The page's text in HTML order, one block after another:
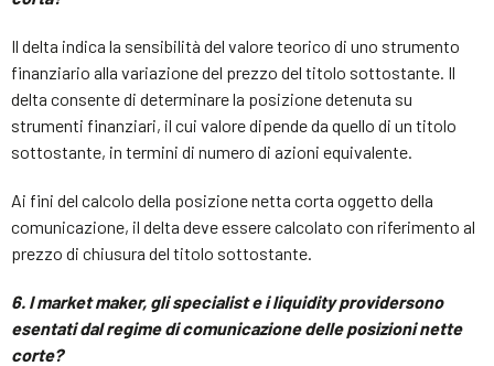
Il delta indica la sensibilità del valore teorico di uno strumento
finanziario alla variazione del prezzo del titolo sottostante. Il
delta consente di determinare la posizione detenuta su
strumenti finanziari, il cui valore dipende da quello di un titolo
sottostante, in termini di numero di azioni equivalente.
Ai fini del calcolo della posizione netta corta oggetto della
comunicazione, il delta deve essere calcolato con riferimento al
prezzo di chiusura del titolo sottostante.
6. Imarket maker, gli specialist e iliquidity providersono
esentati dal regime di comunicazione delle posizioni nette
corte?